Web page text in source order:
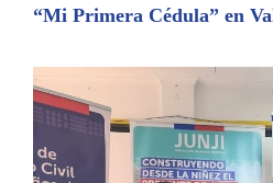
“Mi Primera Cédula” en